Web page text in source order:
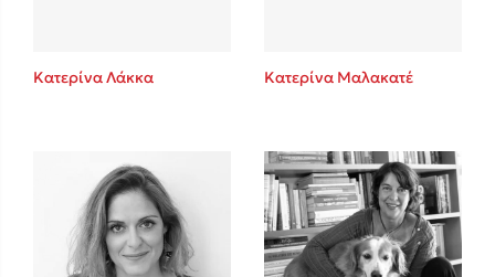
Δημοφιλείς Συγγραφείς
Φυστίκι ΠουΚυλάει
Κατερίνα Λάκκα Κατερίνα Μαλακατέ